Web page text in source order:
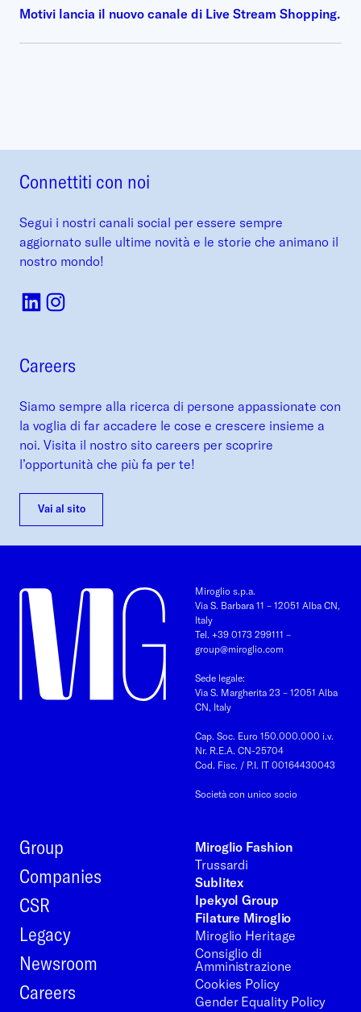
Motivi lancia il nuovo canale di Live Stream Shopping.
Connettiti con noi
Segui i nostri canali social per essere sempre
aggiornato sulle ultime novità e le storie che animano il
nostro mondo!
Careers
Siamo sempre alla ricerca di persone appassionate con
la voglia di far accadere le cose e crescere insieme a
noi. Visita il nostro sito careers per scoprire
l’opportunità che più fa per te!
Vai al sito
Miroglio s.p.a.
Via S. Barbara 11 – 12051 Alba CN,
Italy
Tel. +39 0173 299111 –
group@miroglio.com
Sede legale:
Via S. Margherita 23 – 12051 Alba
CN, Italy
Cap. Soc. Euro 150.000.000 i.v.
Nr. R.E.A. CN-25704
Cod. Fisc. / P.I. IT 00164430043
Società con unico socio
Group
Companies
CSR
Legacy
Newsroom
Careers
Miroglio Fashion
Trussardi
Sublitex
Ipekyol Group
Filature Miroglio
Miroglio Heritage
Consiglio di
Amministrazione
Cookies Policy
Gender Equality Policy